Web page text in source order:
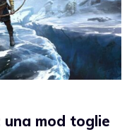
mod toglie